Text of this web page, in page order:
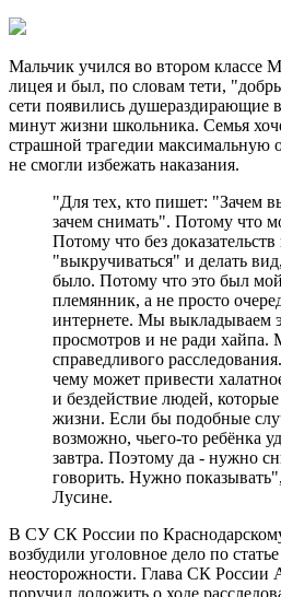
Мальчик учился во втором классе
лицея и был, по словам тети,
сети появились душераздирающие
минут жизни школьника. Семья
страшной трагедии максимальную
не смогли избежать наказания.
"Для тех, кто пишет: "Зачем
зачем снимать". Потому что
Потому что без
"выкручиваться" и делать
было. Потому что это был
племянник, а не просто
интернете. Мы выкладываем
просмотров и не ради хайпа.
справедливого
чему может привести
и бездействие людей,
жизни. Если бы подобные
возможно, чьего-то ребёнка
завтра. Поэтому да - нужно
говорить. Нужно
Лусине.
В СУ СК России по
возбудили уголовное дело по
неосторожности. Глава СК России
поручил доложить о ходе